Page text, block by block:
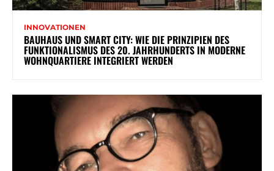
INNOVATIONEN
BAUHAUS UND SMART CITY: WIE DIE PRINZIPIEN DES
FUNKTIONALISMUS DES 20. JAHRHUNDERTS IN MODERNE
WOHNQUARTIERE INTEGRIERT WERDEN